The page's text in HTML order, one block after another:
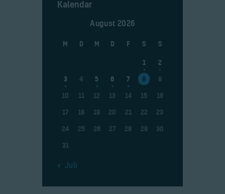
Kalendar
August 2026
M D M D F S S
1
2
3
4 5 6 7 8
9
10
11 12 13 14 15
16
17
18 19 20 21 22
23
24
25 26 27 28 29
30
31
« Juli